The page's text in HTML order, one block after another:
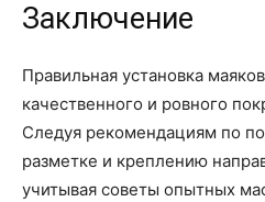
Заключение
Правильная установка
качественного и ровного
Следуя рекомендациям по
разметке и креплению
учитывая советы опытных